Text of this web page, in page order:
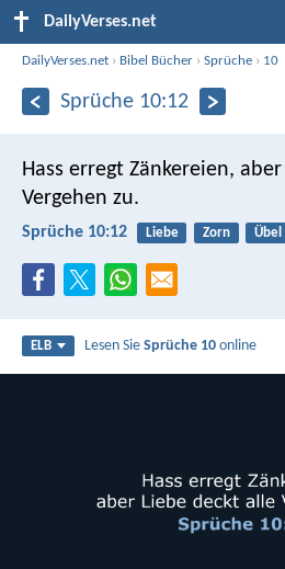
DailyVerses.net
DailyVerses.net › Bibel Bücher ›Sprüche › 10
Sprüche 10:12
Hass erregt Zänkereien,
Vergehen zu.
Sprüche 10:12 Liebe Zorn Übel
ELB Lesen SieSprüche 10 online